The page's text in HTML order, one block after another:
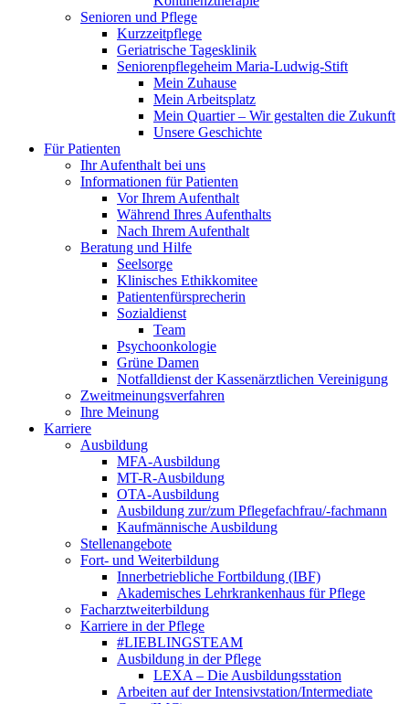
Senioren und Pflege
Kurzzeitpflege
Geriatrische Tagesklinik
Seniorenpflegeheim Maria-Ludwig-Stift
Mein Zuhause
Mein Arbeitsplatz
Mein Quartier – Wir gestalten die Zukunft
Unsere Geschichte
Für Patienten
Ihr Aufenthalt bei uns
Informationen für Patienten
Vor Ihrem Aufenthalt
Während Ihres Aufenthalts
Nach Ihrem Aufenthalt
Beratung und Hilfe
Seelsorge
Klinisches Ethikkomitee
Patientenfürsprecherin
Sozialdienst
Team
Psychoonkologie
Grüne Damen
Notfalldienst der Kassenärztlichen Vereinigung
Zweitmeinungsverfahren
Ihre Meinung
Karriere
Ausbildung
MFA-Ausbildung
MT-R-Ausbildung
OTA-Ausbildung
Ausbildung zur/zum Pflegefachfrau/-fachmann
Kaufmännische Ausbildung
Stellenangebote
Fort- und Weiterbildung
Innerbetriebliche Fortbildung (IBF)
Akademisches Lehrkrankenhaus für Pflege
Facharztweiterbildung
Karriere in der Pflege
#LIEBLINGSTEAM
Ausbildung in der Pflege
LEXA – Die Ausbildungsstation
Arbeiten auf der Intensivstation/Intermediate